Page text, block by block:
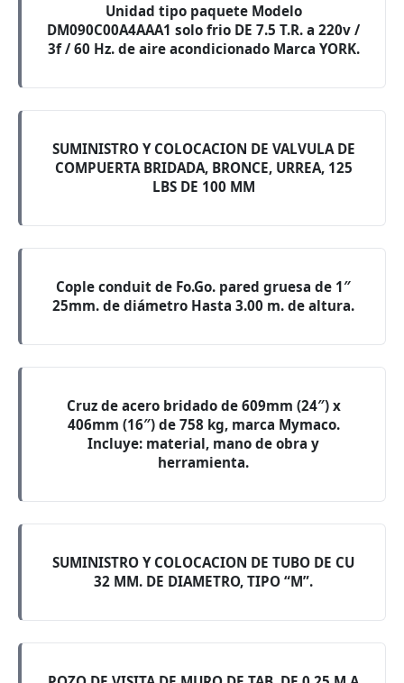
Unidad tipo paquete Modelo
DM090C00A4AAA1 solo frio DE 7.5 T.R. a 220v /
3f / 60 Hz. de aire acondicionado Marca YORK.
SUMINISTRO Y COLOCACION DE VALVULA DE
COMPUERTA BRIDADA, BRONCE, URREA, 125
LBS DE 100 MM
Cople conduit de Fo.Go. pared gruesa de 1″
25mm. de diámetro Hasta 3.00 m. de altura.
Cruz de acero bridado de 609mm (24″) x
406mm (16″) de 758 kg, marca Mymaco.
Incluye: material, mano de obra y
herramienta.
SUMINISTRO Y COLOCACION DE TUBO DE CU
32 MM. DE DIAMETRO, TIPO “M”.